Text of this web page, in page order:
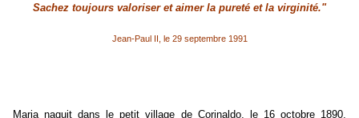
Sachez toujours valoriser et aimer la pureté et la virginité."
Jean-Paul II, le 29 septembre 1991
Maria naquit dans le petit village de Corinaldo, le 16 octobre 1890,